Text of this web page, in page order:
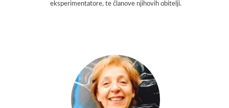
eksperimentatore, te članove njihovih obitelji.